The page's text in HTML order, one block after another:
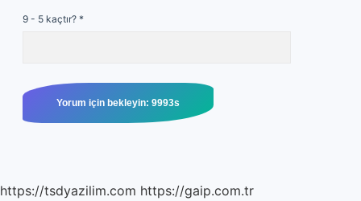
9 - 5 kaçtır? *
https://tsdyazilim.com https://gaip.com.tr